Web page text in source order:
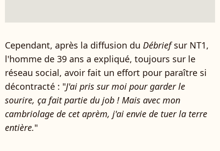
Cependant, après la diffusion du Débriefsur NT1,
l'homme de 39 ans a expliqué, toujours sur le
réseau social, avoir fait un effort pour paraître si
décontracté : "J'ai pris sur moi pour garder le
sourire, ça fait partie du job ! Mais avec mon
cambriolage de cet aprèm, j'ai envie de tuer la terre
entière."